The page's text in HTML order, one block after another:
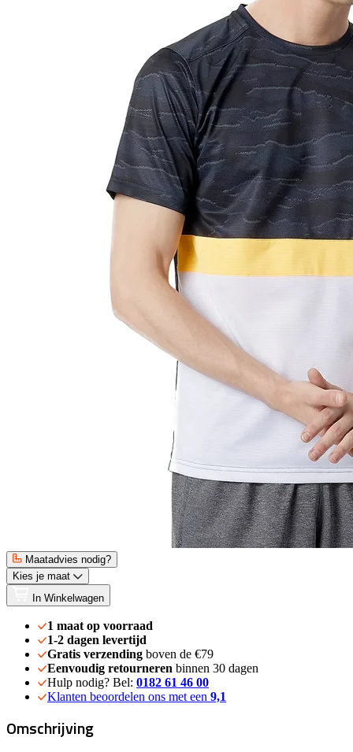
Maatadvies nodig?
Kies je maat
In Winkelwagen
1 maat op voorraad
1-2 dagen levertijd
Gratis verzending boven de €79
Eenvoudig retourneren binnen 30 dagen
Hulp nodig? Bel: 0182 61 46 00
Klanten beoordelen ons met een 9,1
Omschrijving